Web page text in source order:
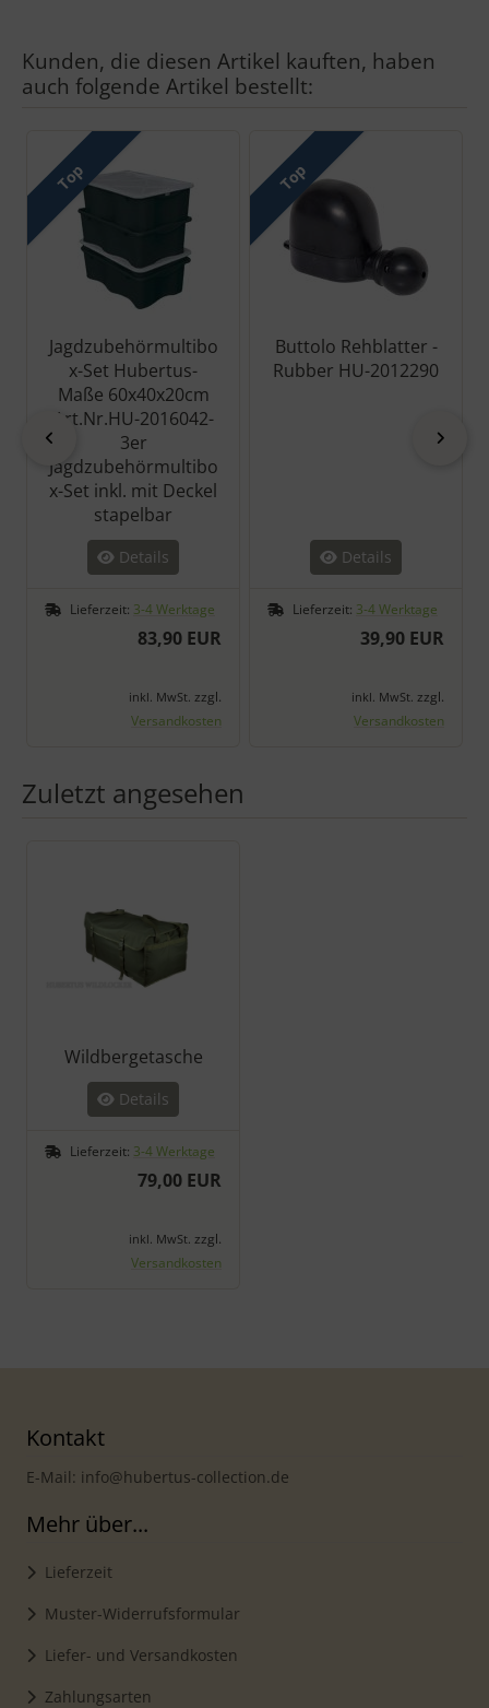
Kunden, die diesen Artikel kauften, haben
auch folgende Artikel bestellt:
Es folgt ein Produktslider - navigieren Sie mit der Tab-Taste
Top
Jagdzubehörmultibo
x-Set Hubertus-
Maße 60x40x20cm
Art.Nr.HU-2016042-
3er
Jagdzubehörmultibo
x-Set inkl. mit Deckel
stapelbar
Details
Lieferzeit: 3-4 Werktage
83,90 EUR
inkl. MwSt. zzgl.
Versandkosten
Top
Buttolo Rehblatter -
Rubber HU-2012290
Details
Lieferzeit: 3-4 Werktage
39,90 EUR
inkl. MwSt. zzgl.
Versandkosten
Zuletzt angesehen
Wildbergetasche
Details
Lieferzeit: 3-4 Werktage
79,00 EUR
inkl. MwSt. zzgl.
Versandkosten
Kontakt
E-Mail: info@hubertus-collection.de
Mehr über...
Lieferzeit
Muster-Widerrufsformular
Liefer- und Versandkosten
Zahlungsarten